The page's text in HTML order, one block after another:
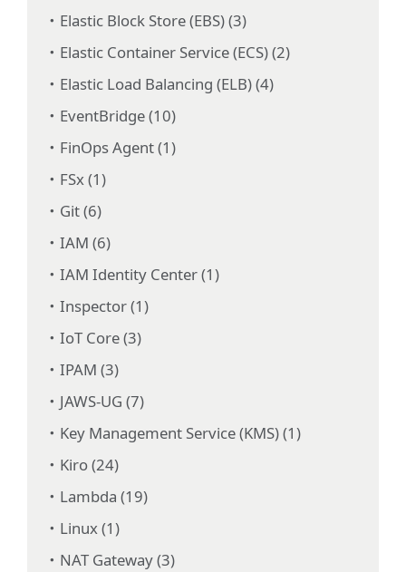
Elastic Block Store (EBS) (3)
Elastic Container Service (ECS) (2)
Elastic Load Balancing (ELB) (4)
EventBridge (10)
FinOps Agent (1)
FSx (1)
Git (6)
IAM (6)
IAM Identity Center (1)
Inspector (1)
IoT Core (3)
IPAM (3)
JAWS-UG (7)
Key Management Service (KMS) (1)
Kiro (24)
Lambda (19)
Linux (1)
NAT Gateway (3)